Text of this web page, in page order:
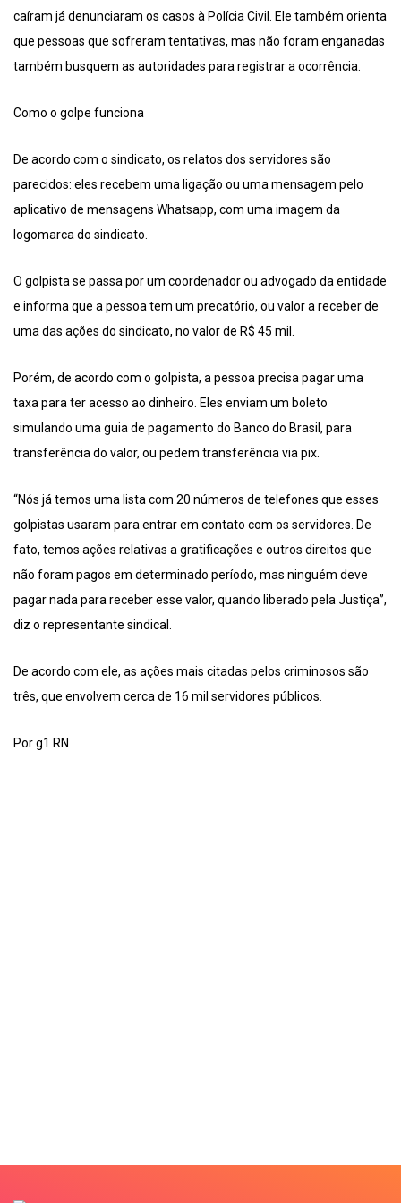
caíram já denunciaram os casos à Polícia Civil. Ele também orienta
que pessoas que sofreram tentativas, mas não foram enganadas
também busquem as autoridades para registrar a ocorrência.
Como o golpe funciona
De acordo com o sindicato, os relatos dos servidores são
parecidos: eles recebem uma ligação ou uma mensagem pelo
aplicativo de mensagens Whatsapp, com uma imagem da
logomarca do sindicato.
O golpista se passa por um coordenador ou advogado da entidade
e informa que a pessoa tem um precatório, ou valor a receber de
uma das ações do sindicato, no valor de R$ 45 mil.
Porém, de acordo com o golpista, a pessoa precisa pagar uma
taxa para ter acesso ao dinheiro. Eles enviam um boleto
simulando uma guia de pagamento do Banco do Brasil, para
transferência do valor, ou pedem transferência via pix.
“Nós já temos uma lista com 20 números de telefones que esses
golpistas usaram para entrar em contato com os servidores. De
fato, temos ações relativas a gratificações e outros direitos que
não foram pagos em determinado período, mas ninguém deve
pagar nada para receber esse valor, quando liberado pela Justiça”,
diz o representante sindical.
De acordo com ele, as ações mais citadas pelos criminosos são
três, que envolvem cerca de 16 mil servidores públicos.
Por g1 RN